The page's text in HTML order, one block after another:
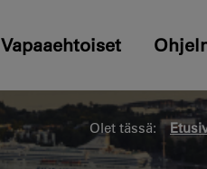
Vapaaehtoiset
Olet tässä: